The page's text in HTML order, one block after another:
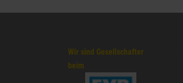
Wir sind Gesellschafter
beim